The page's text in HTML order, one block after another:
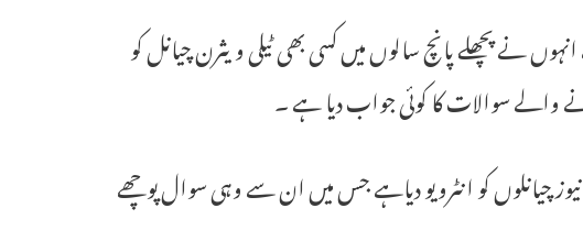
نے پچھلے پانچ سالوں میں کسی بھی ٹیلی ویثرن چیانل کو
والے سوالات کا کوئی جواب دیا ہے ۔
چیانلوں کو انٹرویو دیاہے جس میں ان سے وہی سوال پوچھے